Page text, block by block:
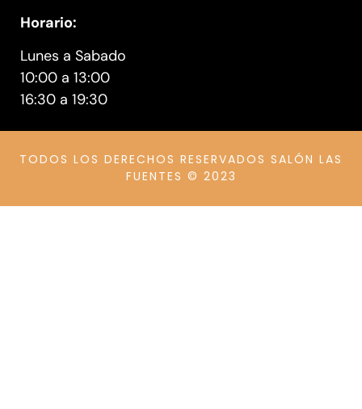
Horario:
Lunes a Sabado
10:00 a 13:00
16:30 a 19:30
TODOS LOS DERECHOS RESERVADOS SALÓN LAS
FUENTES © 2023